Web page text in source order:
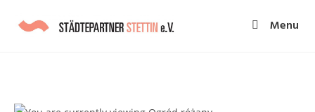
Menu